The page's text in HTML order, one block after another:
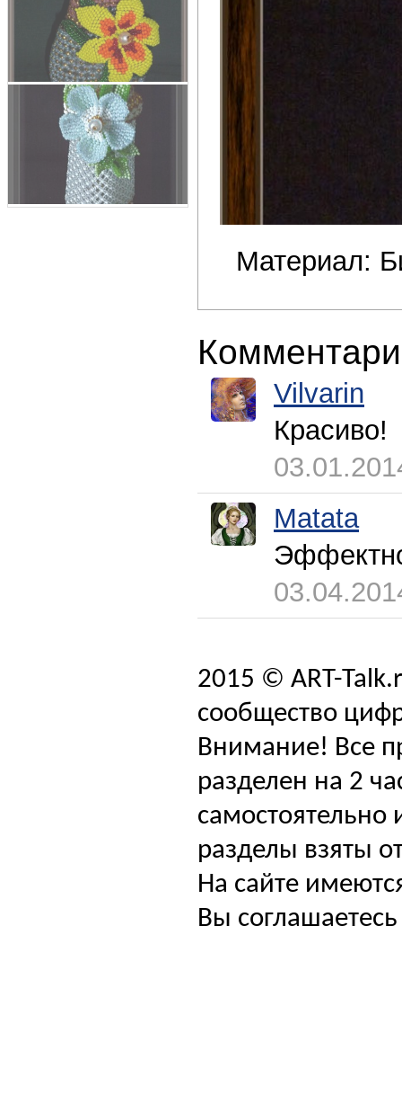
Материал:
Vilvarin
Красиво!
Matata
2015 © ART-
сообщество
Внимание! Все
разделен на 2
самостоятельно
разделы взяты
На сайте
Вы